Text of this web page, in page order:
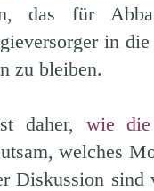
das für
in
zu bleiben.
daher, wie die
welches
Diskussion sind